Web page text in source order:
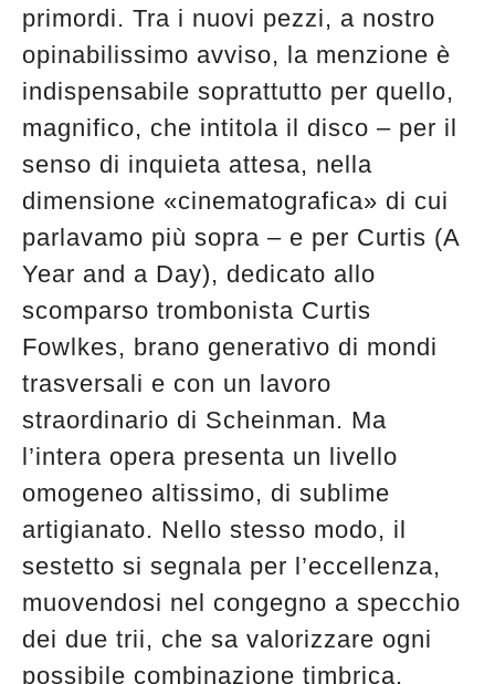
primordi. Tra i nuovi pezzi, a nostro
opinabilissimo avviso, la menzione è
indispensabile soprattutto per quello,
magnifico, che intitola il disco – per il
senso di inquieta attesa, nella
dimensione «cinematografica» di cui
parlavamo più sopra – e per Curtis (A
Year and a Day), dedicato allo
scomparso trombonista Curtis
Fowlkes, brano generativo di mondi
trasversali e con un lavoro
straordinario di Scheinman. Ma
l’intera opera presenta un livello
omogeneo altissimo, di sublime
artigianato. Nello stesso modo, il
sestetto si segnala per l’eccellenza,
muovendosi nel congegno a specchio
dei due trii, che sa valorizzare ogni
possibile combinazione timbrica.